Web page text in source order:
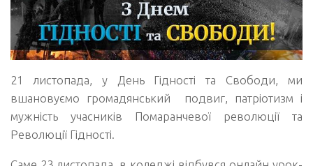
21 листопада, у День Гідності та Свободи, ми
вшановуємо громадянський подвиг, патріотизм і
мужність учасників Помаранчевої революції та
Революції Гідності.